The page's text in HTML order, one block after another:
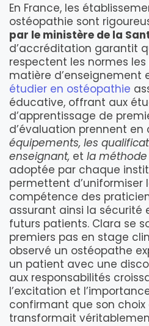
En France, les
ostéopathie sont
par le ministère de la
d’accréditation garantit
respectent les normes
matière d’enseignement
étudier en ostéopathie
éducative, offrant aux
d’apprentissage de
d’évaluation prennent en
équipements, les
enseignant, et la
adoptée par chaque
permettent d’uniformiser
compétence des
assurant ainsi la
futurs patients. Clara se
premiers pas en stage
observé un ostéopathe
un patient avec une
aux responsabilités
l’excitation et
confirmant que son choix
transformait